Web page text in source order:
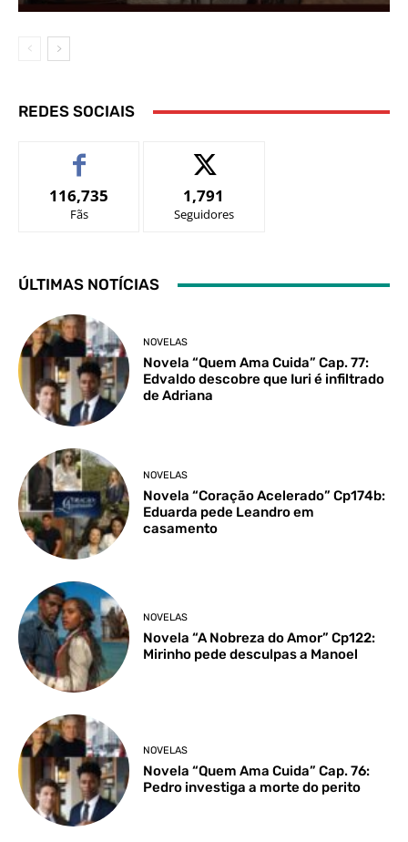
REDES SOCIAIS
116,735
Fãs
1,791
Seguidores
ÚLTIMAS NOTÍCIAS
NOVELAS
Novela “Quem Ama Cuida” Cap. 77:
Edvaldo descobre que Iuri é infiltrado
de Adriana
NOVELAS
Novela “Coração Acelerado” Cp174b:
Eduarda pede Leandro em
casamento
NOVELAS
Novela “A Nobreza do Amor” Cp122:
Mirinho pede desculpas a Manoel
NOVELAS
Novela “Quem Ama Cuida” Cap. 76:
Pedro investiga a morte do perito